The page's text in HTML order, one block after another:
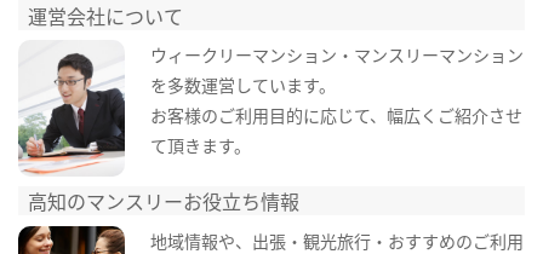
運営会社について
ウィークリーマンション・マンスリーマンション
を多数運営しています。
お客様のご利用目的に応じて、幅広くご紹介させ
て頂きます。
高知のマンスリーお役立ち情報
地域情報や、出張・観光旅行・おすすめのご利用